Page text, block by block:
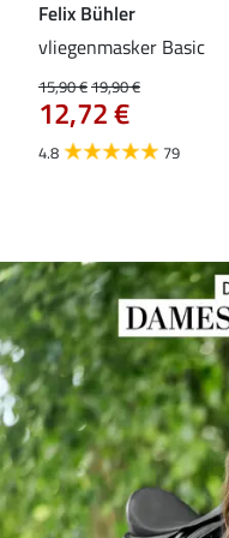
Felix Bühler
vliegenmasker Basic
15,90 €19,90 €
12,72 €
4.8 79